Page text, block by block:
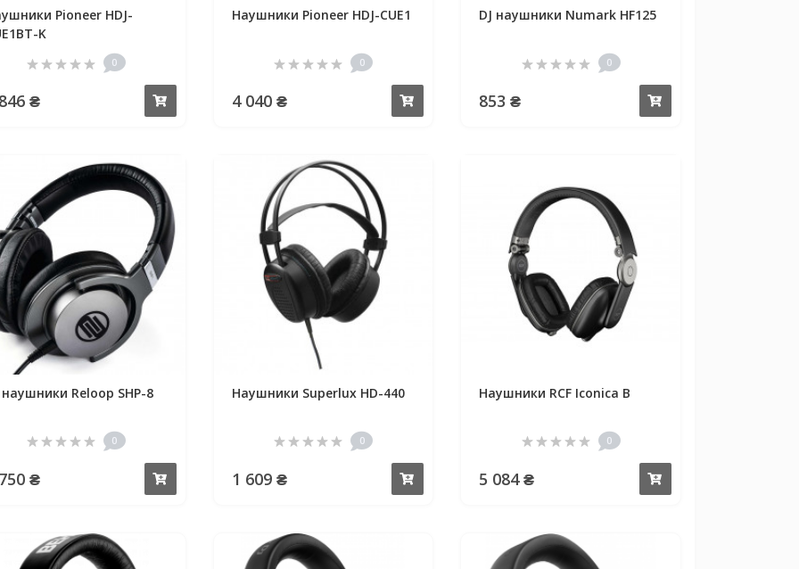
Pioneer HDJ-
K
0
₴
Наушники Pioneer HDJ-CUE1
0
4 040 ₴
DJ наушники Numark HF125
0
853 ₴
наушники Reloop SHP-8
0
₴
Наушники Superlux HD-440
0
1 609 ₴
Наушники RCF Iconica B
0
5 084 ₴